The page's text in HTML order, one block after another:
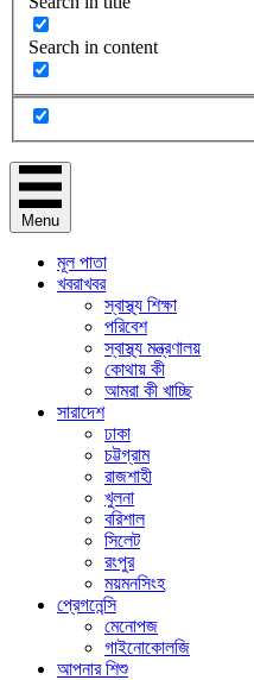
Search in content
Menu
মূল পাতা
খবরাখবর
স্বাস্থ্য শিক্ষা
পরিবেশ
স্বাস্থ্য মন্ত্রণালয়
কোথায় কী
আমরা কী খাচ্ছি
সারাদেশ
ঢাকা
চট্টগ্রাম
রাজশাহী
খুলনা
বরিশাল
সিলেট
রংপুর
ময়মনসিংহ
প্রেগনেন্সি
মেনোপজ
গাইনোকোলজি
আপনার শিশু